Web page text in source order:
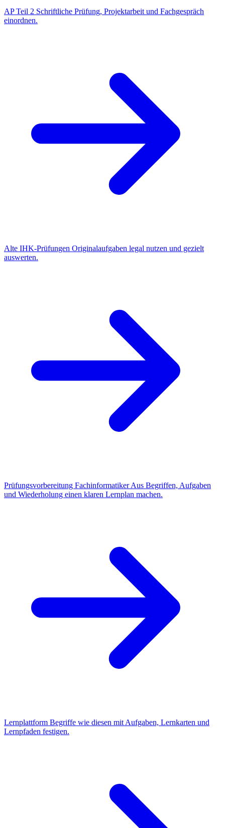
AP Teil 2 Schriftliche Prüfung, Projektarbeit und Fachgespräch
einordnen.
Alte IHK-Prüfungen Originalaufgaben legal nutzen und gezielt
auswerten.
Prüfungsvorbereitung Fachinformatiker Aus Begriffen, Aufgaben
und Wiederholung einen klaren Lernplan machen.
Lernplattform Begriffe wie diesen mit Aufgaben, Lernkarten und
Lernpfaden festigen.